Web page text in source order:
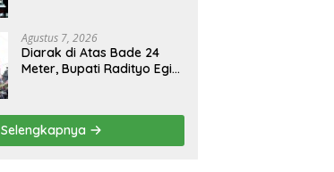
Agustus 7, 2026
Diarak di Atas Bade 24
Meter, Bupati Radityo Egi
‘Penglipuran’ Kedua pada
2027
Selengkapnya